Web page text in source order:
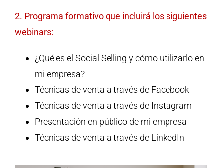
2. Programa formativo que incluirá los siguientes
webinars:
¿Qué es el Social Selling y cómo utilizarlo en
mi empresa?
Técnicas de venta a través de Facebook
Técnicas de venta a través de Instagram
Presentación en público de mi empresa
Técnicas de venta a través de LinkedIn